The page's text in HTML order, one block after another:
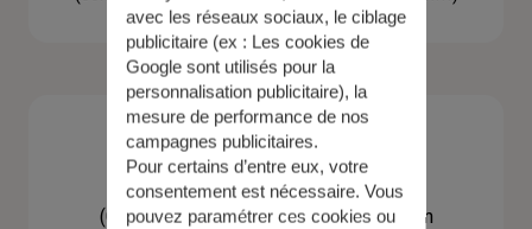
Contacter un agent
(Obtenir un devis, une information, faire un
avec les réseaux sociaux, le ciblage
publicitaire (ex : Les cookies de
Google sont utilisés pour la
personnalisation publicitaire), la
mesure de performance de nos
campagnes publicitaires.
Pour certains d’entre eux, votre
consentement est nécessaire. Vous
pouvez paramétrer ces cookies ou